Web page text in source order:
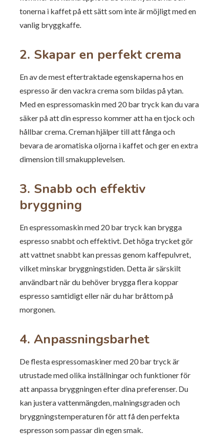
tonerna i kaffet på ett sätt som inte är möjligt med en
vanlig bryggkaffe.
2. Skapar en perfekt crema
En av de mest eftertraktade egenskaperna hos en
espresso är den vackra crema som bildas på ytan.
Med en espressomaskin med 20 bar tryck kan du vara
säker på att din espresso kommer att ha en tjock och
hållbar crema. Creman hjälper till att fånga och
bevara de aromatiska oljorna i kaffet och ger en extra
dimension till smakupplevelsen.
3. Snabb och effektiv
bryggning
En espressomaskin med 20 bar tryck kan brygga
espresso snabbt och effektivt. Det höga trycket gör
att vattnet snabbt kan pressas genom kaffepulvret,
vilket minskar bryggningstiden. Detta är särskilt
användbart när du behöver brygga flera koppar
espresso samtidigt eller när du har bråttom på
morgonen.
4. Anpassningsbarhet
De flesta espressomaskiner med 20 bar tryck är
utrustade med olika inställningar och funktioner för
att anpassa bryggningen efter dina preferenser. Du
kan justera vattenmängden, malningsgraden och
bryggningstemperaturen för att få den perfekta
espresson som passar din egen smak.